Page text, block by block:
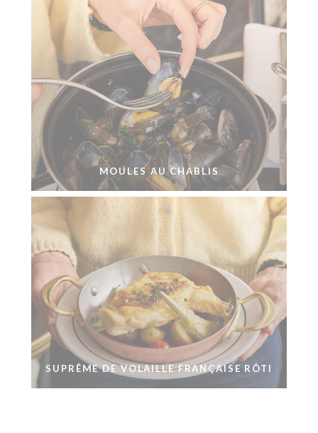
MOULES AU CHABLIS
SUPRÊME DE VOLAILLE FRANÇAISE RÔTI